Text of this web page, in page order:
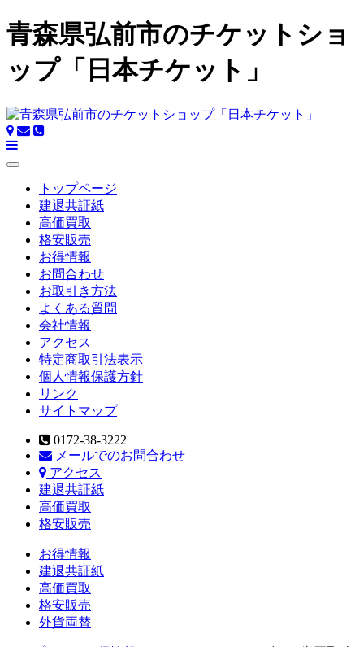
青森県弘前市のチケットショ
ップ「日本チケット」
トップページ
建退共証紙
高価買取
格安販売
お得情報
お問合わせ
お取引き方法
よくある質問
会社情報
アクセス
特定商取引法表示
個人情報保護方針
リンク
サイトマップ
0172-38-3222
メールでのお問合わせ
アクセス
建退共証紙
高価買取
格安販売
お得情報
建退共証紙
高価買取
格安販売
外貨両替